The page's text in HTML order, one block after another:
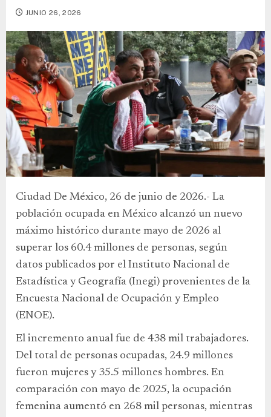
JUNIO 26, 2026
Ciudad De México, 26 de junio de 2026.- La
población ocupada en México alcanzó un nuevo
máximo histórico durante mayo de 2026 al
superar los 60.4 millones de personas, según
datos publicados por el Instituto Nacional de
Estadística y Geografía (Inegi) provenientes de la
Encuesta Nacional de Ocupación y Empleo
(ENOE).
El incremento anual fue de 438 mil trabajadores.
Del total de personas ocupadas, 24.9 millones
fueron mujeres y 35.5 millones hombres. En
comparación con mayo de 2025, la ocupación
femenina aumentó en 268 mil personas, mientras